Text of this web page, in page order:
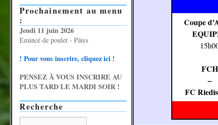
Coupe
FCH
–
FC
Prochainement au menu
:
Jeudi 11 juin 2026
Emincé de poulet - Pâtes
! Pour vous inscrire, cliquez ici !
PENSEZ À VOUS INSCRIRE AU
PLUS TARD LE MARDI SOIR !
Recherche